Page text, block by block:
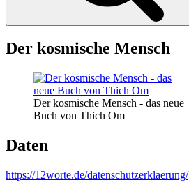
Der kosmische Mensch
Der kosmische Mensch - das neue
Buch von Thich Om
Daten
https://12worte.de/datenschutzerklaerung/